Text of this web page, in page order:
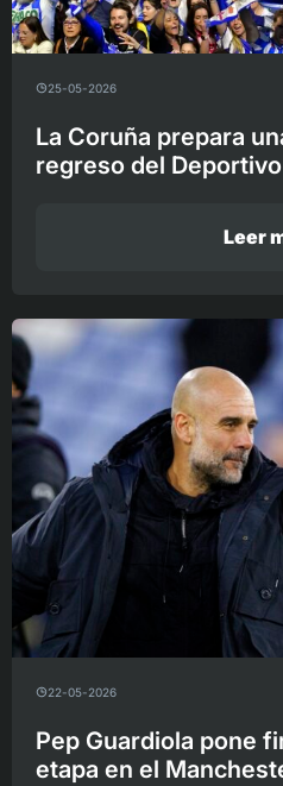
25-05-2026
La Coruña prepara
regreso del Deportivo
Leer
22-05-2026
Pep Guardiola pone
etapa en el